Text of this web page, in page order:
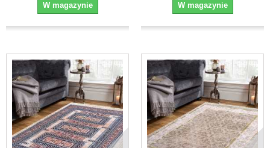
W magazynie W magazynie